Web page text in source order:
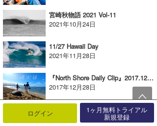
宮崎秋物語 2021 Vol-11
2021年10月24日
11/27 Hawaii Day
2021年11月28日
『North Shore Daily Clip』2017.12.24 @ Haleiwa
2017年12月28日
2/19 Hawaii Day vol-2
2025年02月21日
ログイン 1ヶ月無料トライアル
新規登録